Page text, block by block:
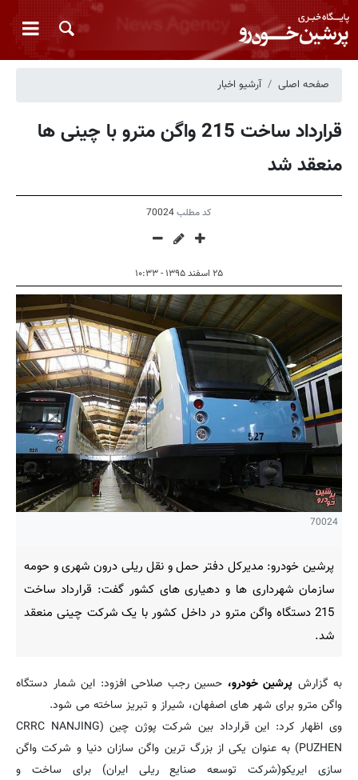
صفحه اصلی آرشیو اخبار
قرارداد ساخت 215 واگن مترو با چینی ها
منعقد شد
کد مطلب70024
۲۵ اسفند ۱۳۹۵ - ۱۰:۳۳
70024
پرشین خودرو: مدیرکل دفتر حمل و نقل ریلی درون شهری و حومه
سازمان شهرداری ها و دهیاری های کشور گفت: قرارداد ساخت
215 دستگاه واگن مترو در داخل کشور با یک شرکت چینی منعقد
شد.
به گزارش پرشین خودرو، حسین رجب صلاحی افزود: این شمار دستگاه
واگن مترو برای شهر های اصفهان، شیراز و تبریز ساخته می شود.
وی اظهار کرد: این قرارداد بین شرکت پوژن چین (CRRC NANJING
PUZHEN) به عنوان یکی از بزرگ ترین واگن سازان دنیا و شرکت واگن
سازی ایریکو(شرکت توسعه صنایع ریلی ایران) برای ساخت و